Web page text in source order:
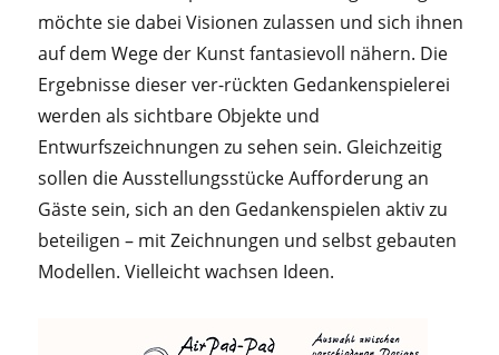
möchte sie dabei Visionen zulassen und sich ihnen
auf dem Wege der Kunst fantasievoll nähern. Die
Ergebnisse dieser ver-rückten Gedankenspielerei
werden als sichtbare Objekte und
Entwurfszeichnungen zu sehen sein. Gleichzeitig
sollen die Ausstellungsstücke Aufforderung an
Gäste sein, sich an den Gedankenspielen aktiv zu
beteiligen – mit Zeichnungen und selbst gebauten
Modellen. Vielleicht wachsen Ideen.